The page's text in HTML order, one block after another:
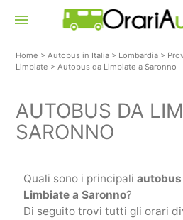
menu
Home >Autobus in Italia > Lombardia >
Limbiate >Autobus da Limbiate a Saronno
AUTOBUS DA
SARONNO
Quali sono i principali
Limbiate a Saronno?
Di seguito trovi tutti gli orari